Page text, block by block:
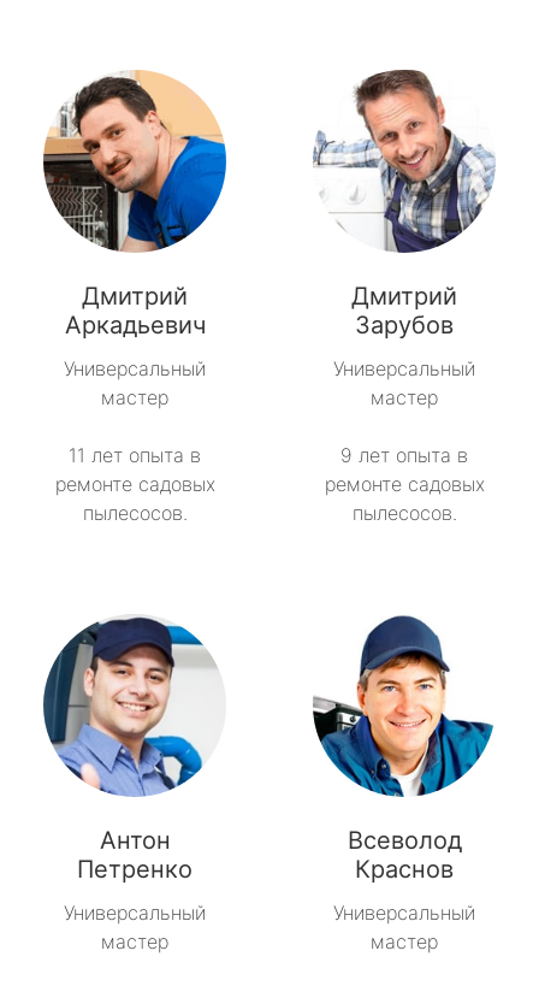
Дмитрий
Аркадьевич
Универсальный
мастер
11 лет опыта в
ремонте садовых
пылесосов.
Дмитрий
Зарубов
Универсальный
мастер
9 лет опыта в
ремонте садовых
пылесосов.
Антон
Петренко
Универсальный
мастер
Всеволод
Краснов
Универсальный
мастер